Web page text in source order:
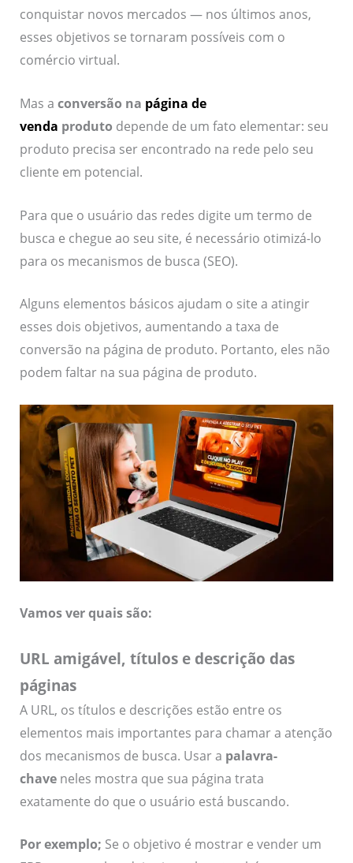
conquistar novos mercados — nos últimos anos,
esses objetivos se tornaram possíveis com o
comércio virtual.
Mas a conversão na página de
venda produto depende de um fato elementar: seu
produto precisa ser encontrado na rede pelo seu
cliente em potencial.
Para que o usuário das redes digite um termo de
busca e chegue ao seu site, é necessário otimizá-lo
para os mecanismos de busca (SEO).
Alguns elementos básicos ajudam o site a atingir
esses dois objetivos, aumentando a taxa de
conversão na página de produto. Portanto, eles não
podem faltar na sua página de produto.
Vamos ver quais são:
URL amigável, títulos e descrição das
páginas
A URL, os títulos e descrições estão entre os
elementos mais importantes para chamar a atenção
dos mecanismos de busca. Usar a palavra-
chaveneles mostra que sua página trata
exatamente do que o usuário está buscando.
Por exemplo; Se o objetivo é mostrar e vender um